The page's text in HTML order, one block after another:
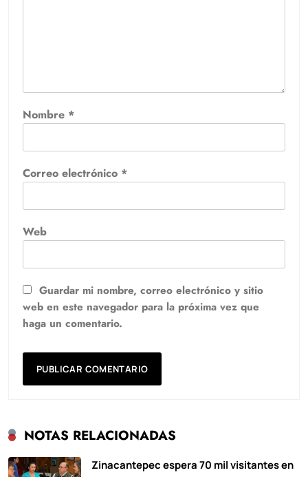
Nombre *
Correo electrónico *
Web
Guardar mi nombre, correo electrónico y sitio
web en este navegador para la próxima vez que
haga un comentario.
NOTAS RELACIONADAS
Zinacantepec espera 70 mil visitantes en